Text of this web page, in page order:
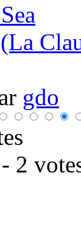
(La
gdo
2